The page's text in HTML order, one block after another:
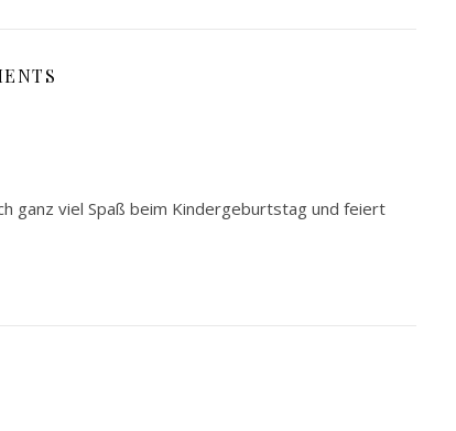
ganz viel Spaß beim Kindergeburtstag und feiert